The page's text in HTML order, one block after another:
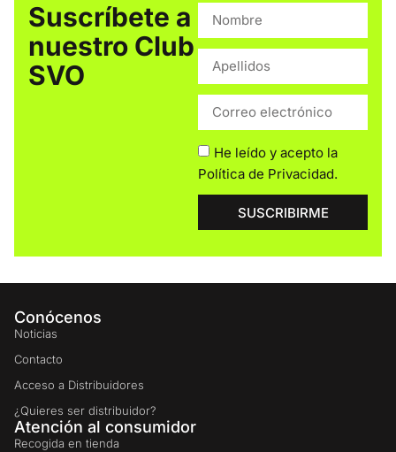
Suscríbete a
nuestro Club
SVO
He leído y acepto la
Política de Privacidad.
SUSCRIBIRME
Conócenos
Noticias
Contacto
Acceso a Distribuidores
¿Quieres ser distribuidor?
Atención al consumidor
Recogida en tienda